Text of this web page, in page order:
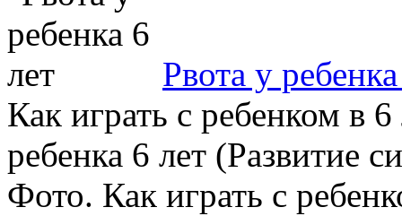
Рвота у
Как играть с ребенком в
ребенка 6 лет (Развитие
Фото. Как играть с